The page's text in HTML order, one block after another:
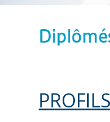
PROFILS